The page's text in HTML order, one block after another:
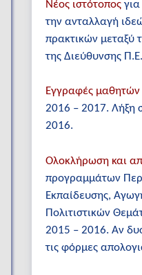
Νέος ιστότοπος
την ανταλλαγή
πρακτικών μεταξύ
της Διεύθυνσης
Εγγραφές μαθητών
2016 – 2017. Λήξη
2016.
Ολοκλήρωση και
προγραμμάτων
Εκπαίδευσης,
Πολιτιστικών
2015 – 2016. Αν
τις φόρμες